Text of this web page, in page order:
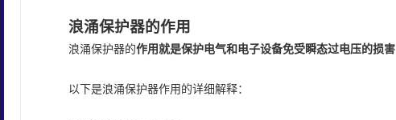
浪涌保护器的作用
浪涌保护器的作用就是保护电气和电子设备免受瞬态过电压的损害
以下是浪涌保护器作用的详细解释：